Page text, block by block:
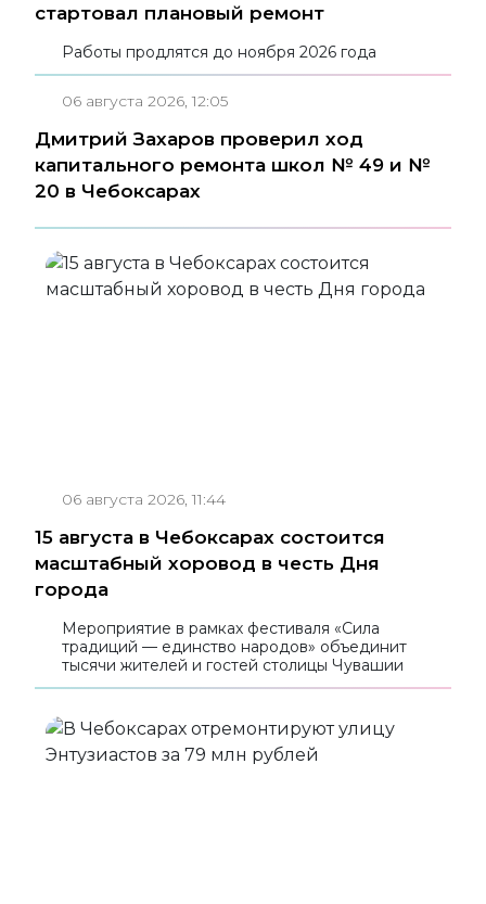
стартовал плановый ремонт
Работы продлятся до ноября 2026 года
06 августа 2026, 12:05
Дмитрий Захаров проверил ход
капитального ремонта школ № 49 и №
20 в Чебоксарах
06 августа 2026, 11:44
15 августа в Чебоксарах состоится
масштабный хоровод в честь Дня
города
Мероприятие в рамках фестиваля «Сила
традиций — единство народов» объединит
тысячи жителей и гостей столицы Чувашии